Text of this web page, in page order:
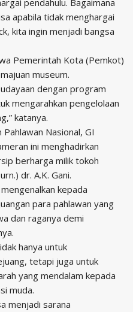
apabila tidak menghargai
kita ingin menjadi bangsa
Pemerintah Kota (Pemkot)
museum.
dengan program
mengarahkan pengelolaan
katanya.
Nasional, GI
ini menghadirkan
berharga milik tokoh
dr. A.K. Gani.
kepada
para pahlawan yang
dan raganya demi
hanya untuk
tetapi juga untuk
yang mendalam kepada
muda.
menjadi sarana